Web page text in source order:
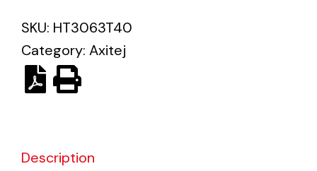
Iluminación Solar
Variedad de soluciones solares para todo tipo
de necesidades.
Solar lighting
SKU: HT3063T40
Category: Axitej
Description